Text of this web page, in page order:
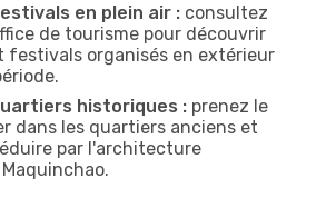
en plein air : consultez
de tourisme pour découvrir
festivals organisés en extérieur
historiques : prenez le
dans les quartiers anciens et
par l'architecture